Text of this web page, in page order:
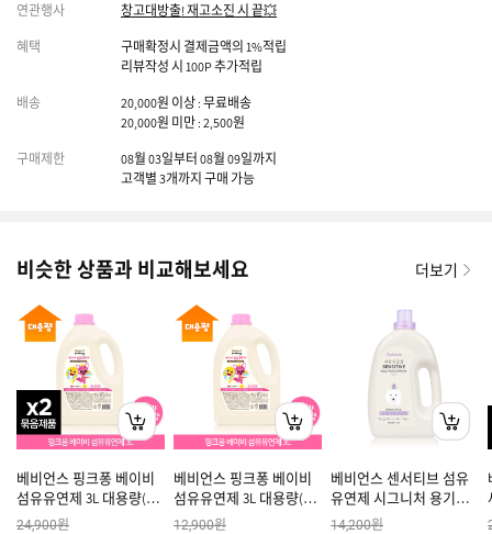
연관행사 창고대방출! 재고소진 시 끝💥
혜택
구매확정시 결제금액의 1%적립
리뷰작성 시 100P 추가적립
배송
20,000원 이상 : 무료배송
20,000원 미만 : 2,500원
구매제한
08월 03일부터 08월 09일까지
고객별 3개까지 구매 가능
비슷한 상품과 비교해보세요 더보기
베비언스 핑크퐁 베이비
섬유유연제 3L 대용량(겸
용) X 2
24,900원
베비언스 핑크퐁 베이비
섬유유연제 3L 대용량(겸
용)
12,900원
베비언스 센서티브 섬유
유연제 시그니처 용기
1.5L
14,200원